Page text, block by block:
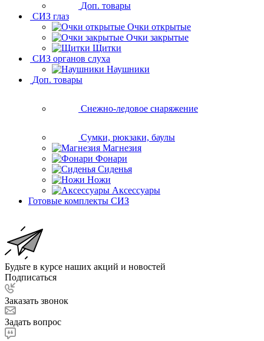
Доп. товары
СИЗ глаз
Очки открытые
Очки закрытые
Щитки
СИЗ органов слуха
Наушники
Доп. товары
Снежно-ледовое снаряжение
Сумки, рюкзаки, баулы
Магнезия
Фонари
Сиденья
Ножи
Аксессуары
Готовые комплекты СИЗ
Будьте в курсе наших акций и новостей
Подписаться
Заказать звонок
Задать вопрос